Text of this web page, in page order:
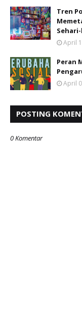
Tren
April
Peran
April
POSTING
0 Komentar